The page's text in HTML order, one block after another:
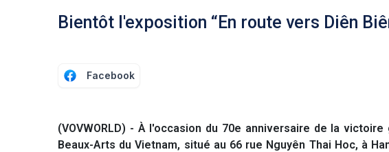
Bientôt l'exposition “En route vers Diên
Facebook
(VOVWORLD) - À l'occasion du 70e anniversaire de la
Beaux-Arts du Vietnam, situé au 66 rue Nguyên Thai Hoc, à